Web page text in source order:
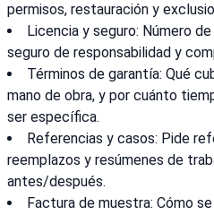
permisos, restauración y
Licencia y seguro: Número
seguro de responsabilidad y
Términos de garantía: Qué
mano de obra, y por cuánto
ser específica.
Referencias y casos: Pide
reemplazos y resúmenes de
antes/después.
Factura de muestra: Cómo